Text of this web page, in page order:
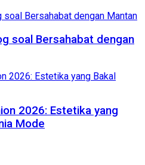
soal Bersahabat dengan
2026: Estetika yang
Mode